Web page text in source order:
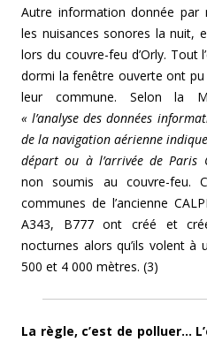
Autre information donnée par
les nuisances sonores la nuit,
lors du couvre-feu d’Orly. Tout
dormi la fenêtre ouverte ont
leur commune. Selon la
« l’analyse des données
de la navigation aérienne
départ ou à l’arrivée de Paris
non soumis au couvre-feu.
communes de l’ancienne
A343, B777 ont créé et
nocturnes alors qu’ils volent à
500 et 4 000 mètres. (3)
La règle, c’est de polluer…